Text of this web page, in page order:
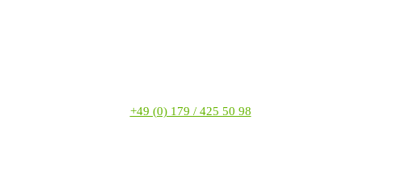
+49 (0) 179 / 425 50 98